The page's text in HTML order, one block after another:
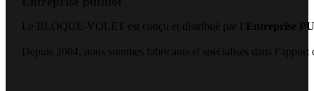
Le BLOQUE-VOLET est conçu et distribué par l’ Entreprise
Depuis 2004, nous sommes fabricants et spécialisés dans